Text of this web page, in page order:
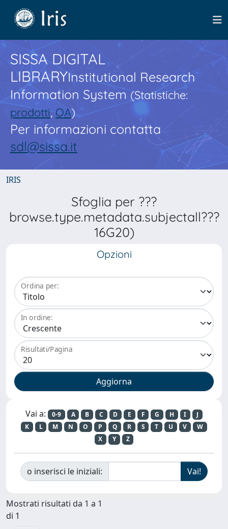
SISSA DIGITAL
LIBRARYInstitutional Research
Information System(Statistiche:
prodotti,OA)
Per informazioni contatta
sdl@sissa.it
IRIS
Sfoglia per ???
browse.type.metadata.subjectall???
16G20)
Opzioni
Ordina per:
In ordine:
Risultati/Pagina
Vai a: 0-9 A B C D E F G H I
J
K
L M N O P Q R S T U V
W
X
Y Z
o inserisci le iniziali:
Mostrati risultati da 1 a 1
di 1